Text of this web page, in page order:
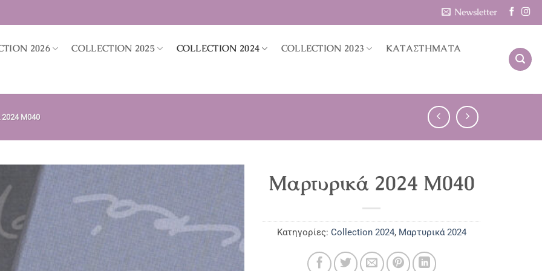
Newsletter
2026 COLLECTION 2025 COLLECTION 2024 COLLECTION 2023
ΚΑΤΑΣΤΗΜΑΤΑ
M040
Μαρτυρικά 2024 M040
Κατηγορίες: Collection 2024, Μαρτυρικά 2024